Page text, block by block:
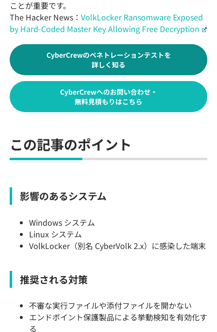
ことが重要です。
The Hacker News： VolkLocker Ransomware Exposed
by Hard-Coded Master Key Allowing Free Decryption
CyberCrewのペネトレーションテストを
詳しく知る
CyberCrewへのお問い合わせ・
無料見積もりはこちら
この記事のポイント
影響のあるシステム
Windows システム
Linux システム
VolkLocker（別名 CyberVolk 2.x）に感染した端末
推奨される対策
不審な実行ファイルや添付ファイルを開かない
エンドポイント保護製品による挙動検知を有効化す
る